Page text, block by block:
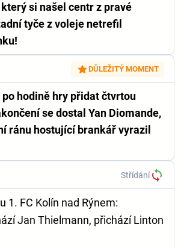
který si našel centr z pravé
tyče z voleje netrefil
DŮLEŽITÝ MOMENT
hodině hry přidat čtvrtou
se dostal Yan Diomande,
ránu hostující brankář vyrazil
Střídání
1. FC Kolín nad Rýnem:
Jan Thielmann, přichází Linton